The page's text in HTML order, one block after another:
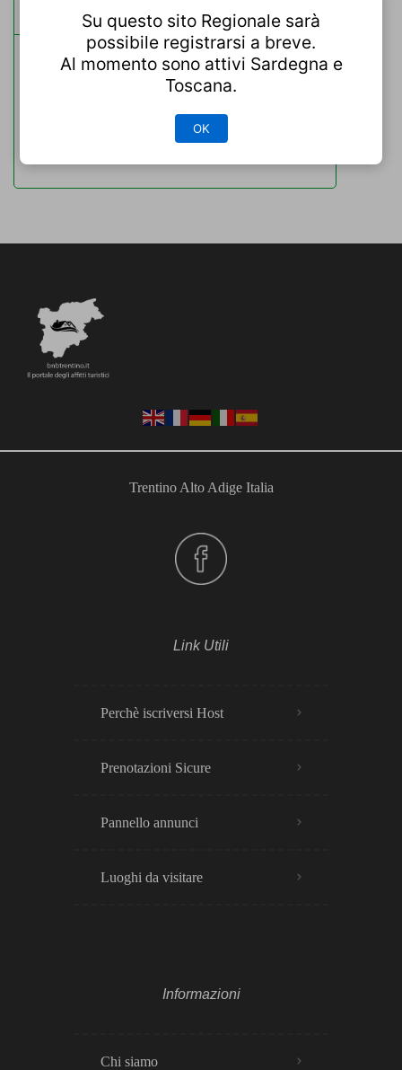
Bolzano Lago di Braies
Trento
Trentino Alto Adige Italia
Link Utili
Perchè iscriversi Host
Prenotazioni Sicure
Pannello annunci
Luoghi da visitare
Informazioni
Chi siamo
Su questo sito Regionale sarà
possibile registrarsi a breve.
Al momento sono attivi Sardegna e
Toscana.
OK